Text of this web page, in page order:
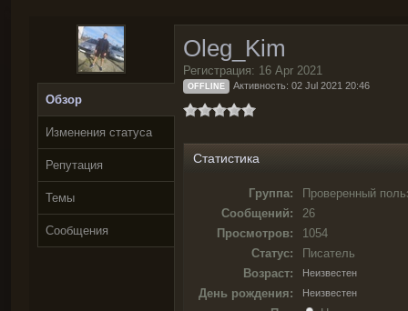
Обзор
Изменения статуса
Репутация
Темы
Сообщения
Oleg_Kim
Регистрация: 16 Apr 2021
OFFLINE Активность: 02 Jul 2021 20:46
Статистика
Группа:
Проверенный
Сообщений:
26
Просмотров:
1054
Статус:
Писатель
Возраст:
Неизвестен
День рождения: Неизвестен